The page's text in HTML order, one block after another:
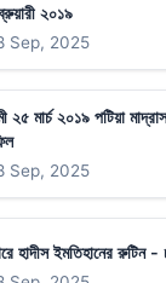
২০১৯
Sep, 2025
২৫ মার্চ ২০১৯ পটিয়া
Sep, 2025
হাদীস ইমতিহানের